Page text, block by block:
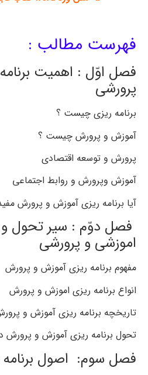
فهرست مطالب :
فصل اوّل : اهمیت
پرورشی
برنامه ریزی چیست ؟
آموزش و پرورش چیست ؟
پرورش و توسعه اقتصادی
آموزش وپرورش و روابط اجتماعی
آیا برنامه ریزی آموزش و پرورش
فصل دوّم : سیر تحول و
اموزشی و پرورشی
مفهوم برنامه ریزی آموزش و پرورش
انواع برنامه ریزی اموزش و پرورش
تاریخچه برنامه ریزی آموزش و
تحول برنامه ریزی آموزش و پرورش
فصل سوم: اصول برنامه